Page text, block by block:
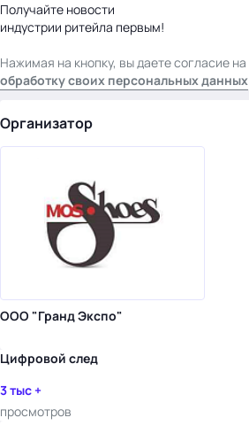
Получайте новости
индустрии ритейла первым!
Нажимая на кнопку, вы даете согласие на
обработку своих персональных данных
Организатор
ООО "Гранд Экспо"
Цифровой след
3 тыс +
просмотров